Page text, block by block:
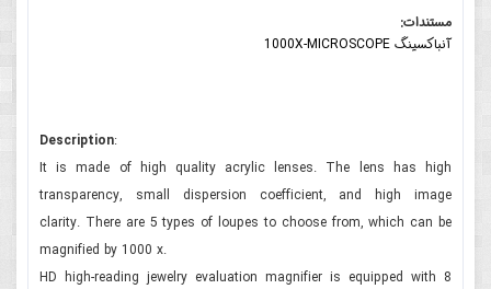
مستندات:
آنباکسینگ 1000X-MICROSCOPE
Description:
It is made of high quality acrylic lenses. The lens has high
transparency, small dispersion coefficient, and high image
clarity. There are 5 types of loupes to choose from, which can be
magnified by 1000 x.
HD high-reading jewelry evaluation magnifier is equipped with 8